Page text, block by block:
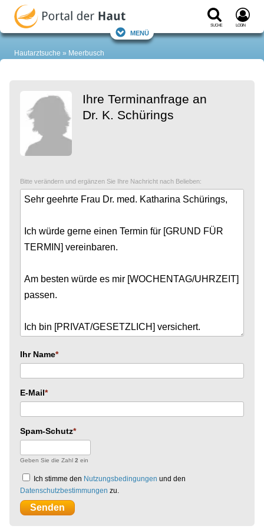
Suche Login
Menü
Hautarztsuche Meerbusch
Ihre Terminanfrage an
Dr. K. Schürings
Bitte verändern und ergänzen Sie Ihre Nachricht nach Belieben:
Ihr Name
E-Mail
Spam-Schutz
Geben Sie die Zahl 2 ein
Ich stimme den Nutzungsbedingungen und den
Datenschutzbestimmungen zu.